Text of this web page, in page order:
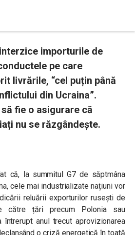
importurile de
pe care
livrările, “cel puțin până
din Ucraina”.
fie o asigurare că
nu se răzgândește.
că, la summitul G7 de săptmâna
cele mai industrializate națiuni vor
reluării exporturilor rusești de
către țări precum Polonia sau
întrerupt anul trecut aprovizionarea
o criză energetică în toată